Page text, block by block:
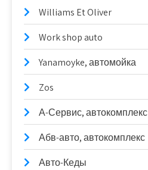
Williams Et Oliver
Work shop auto
Yanamoyke, автомойка
Zos
А-Сервис, автокомплекс
Абв-авто, автокомплекс
Авто-Кеды